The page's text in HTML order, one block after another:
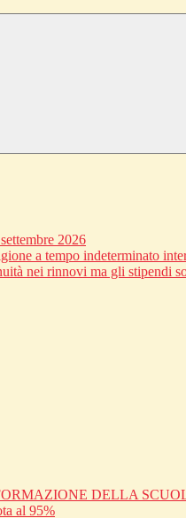
2026
a tempo indeterminato
nei rinnovi ma gli stipendi
DELLA
al 95%